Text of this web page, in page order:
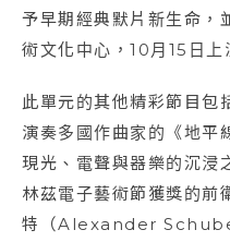
予早期經典默片新生命，
術文化中心，10月15日上
此單元的其他精彩節目包
演奏多國作曲家的《地平
現光、電聲與器樂的沉浸
林茲電子藝術節獲獎的前
特（Alexander